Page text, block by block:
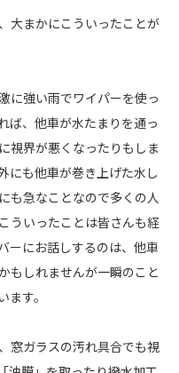
大まかにこういったことが
に強い雨でワイパーを使っ
ば、他車が水たまりを通っ
視界が悪くなったりもしま
にも他車が巻き上げた水し
も急なことなので多くの人
ういったことは皆さんも経
ーにお話しするのは、他車
もしれませんが一瞬のこと
す。
窓ガラスの汚れ具合でも視